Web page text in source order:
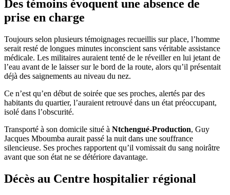
Des témoins évoquent une absence de
prise en charge
Toujours selon plusieurs témoignages recueillis sur place, l’homme
serait resté de longues minutes inconscient sans véritable assistance
médicale. Les militaires auraient tenté de le réveiller en lui jetant de
l’eau avant de le laisser sur le bord de la route, alors qu’il présentait
déjà des saignements au niveau du nez.
Ce n’est qu’en début de soirée que ses proches, alertés par des
habitants du quartier, l’auraient retrouvé dans un état préoccupant,
isolé dans l’obscurité.
Transporté à son domicile situé à Ntchengué-Production, Guy
Jacques Mboumba aurait passé la nuit dans une souffrance
silencieuse. Ses proches rapportent qu’il vomissait du sang noirâtre
avant que son état ne se détériore davantage.
Décès au Centre hospitalier régional